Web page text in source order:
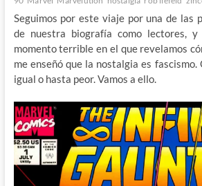
Seguimos por este viaje por una de las
de nuestra biografía como lectores,
momento terrible en el que revelamos
me enseñó que la nostalgia es fascismo.
igual o hasta peor. Vamos a ello.